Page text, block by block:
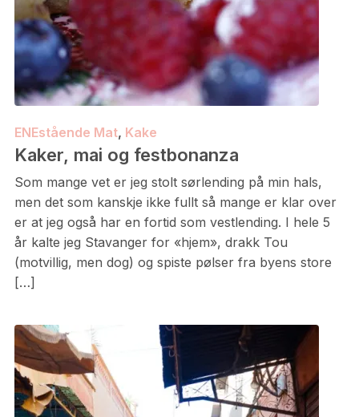
ENEstående Mat, Kake
Kaker, mai og festbonanza
Som mange vet er jeg stolt sørlending på min hals,
men det som kanskje ikke fullt så mange er klar over
er at jeg også har en fortid som vestlending. I hele 5
år kalte jeg Stavanger for «hjem», drakk Tou
(motvillig, men dog) og spiste pølser fra byens store
[…]